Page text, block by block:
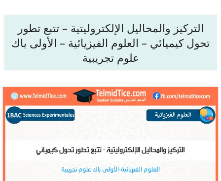
التركيز والمحاليل الإلكتروليتية – تتبع تطور
تحول كيميائي – العلوم الفيزيائية – الأولى باك
علوم تجريبية